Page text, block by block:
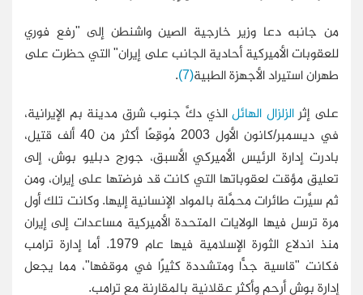
من جانبه دعا وزير خارجية الصين واشنطن إلى "رفع فوري
للعقوبات الأميركية أحادية الجانب على إيران" التي حظرت على
طهران استيراد الأجهزة الطبية(7)
.
على إثرالزلزال الهائل الذي دكَّ جنوب شرق مدينة بم الإيرانية،
في ديسمبر/كانون الأول 2003 مُوقِعًا أكثر من 40 ألف قتيل،
بادرت إدارة الرئيس الأميركي الأسبق، جورج دبليو بوش، إلى
تعليق مؤقت لعقوباتها التي كانت قد فرضتها على إيران، ومن
ثم سيَّرت طائرات محمَّلة بالمواد الإنسانية إليها. وكانت تلك أول
مرة ترسل فيها الولايات المتحدة الأميركية مساعدات إلى إيران
منذ اندلاع الثورة الإسلامية فيها عام 1979. أما إدارة ترامب
فكانت "قاسية جدًّا ومتشددة كثيرًا في موقفها"، مما يجعل
إدارة بوش أرحم وأكثر عقلانية بالمقارنة مع ترامب.